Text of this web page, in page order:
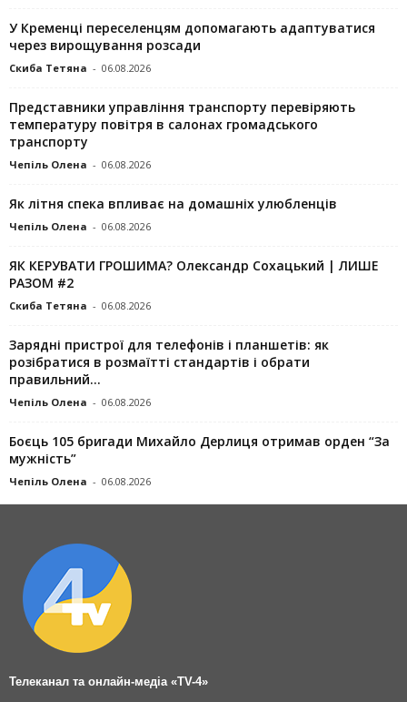
У Кременці переселенцям допомагають адаптуватися
через вирощування розсади
Скиба Тетяна - 06.08.2026
Представники управління транспорту перевіряють
температуру повітря в салонах громадського
транспорту
Чепіль Олена - 06.08.2026
Як літня спека впливає на домашніх улюбленців
Чепіль Олена - 06.08.2026
ЯК КЕРУВАТИ ГРОШИМА? Олександр Сохацький | ЛИШЕ
РАЗОМ #2
Скиба Тетяна - 06.08.2026
Зарядні пристрої для телефонів і планшетів: як
розібратися в розмаїтті стандартів і обрати
правильний...
Чепіль Олена - 06.08.2026
Боєць 105 бригади Михайло Дерлиця отримав орден “За
мужність”
Чепіль Олена - 06.08.2026
Телеканал та онлайн-медіа «TV-4»